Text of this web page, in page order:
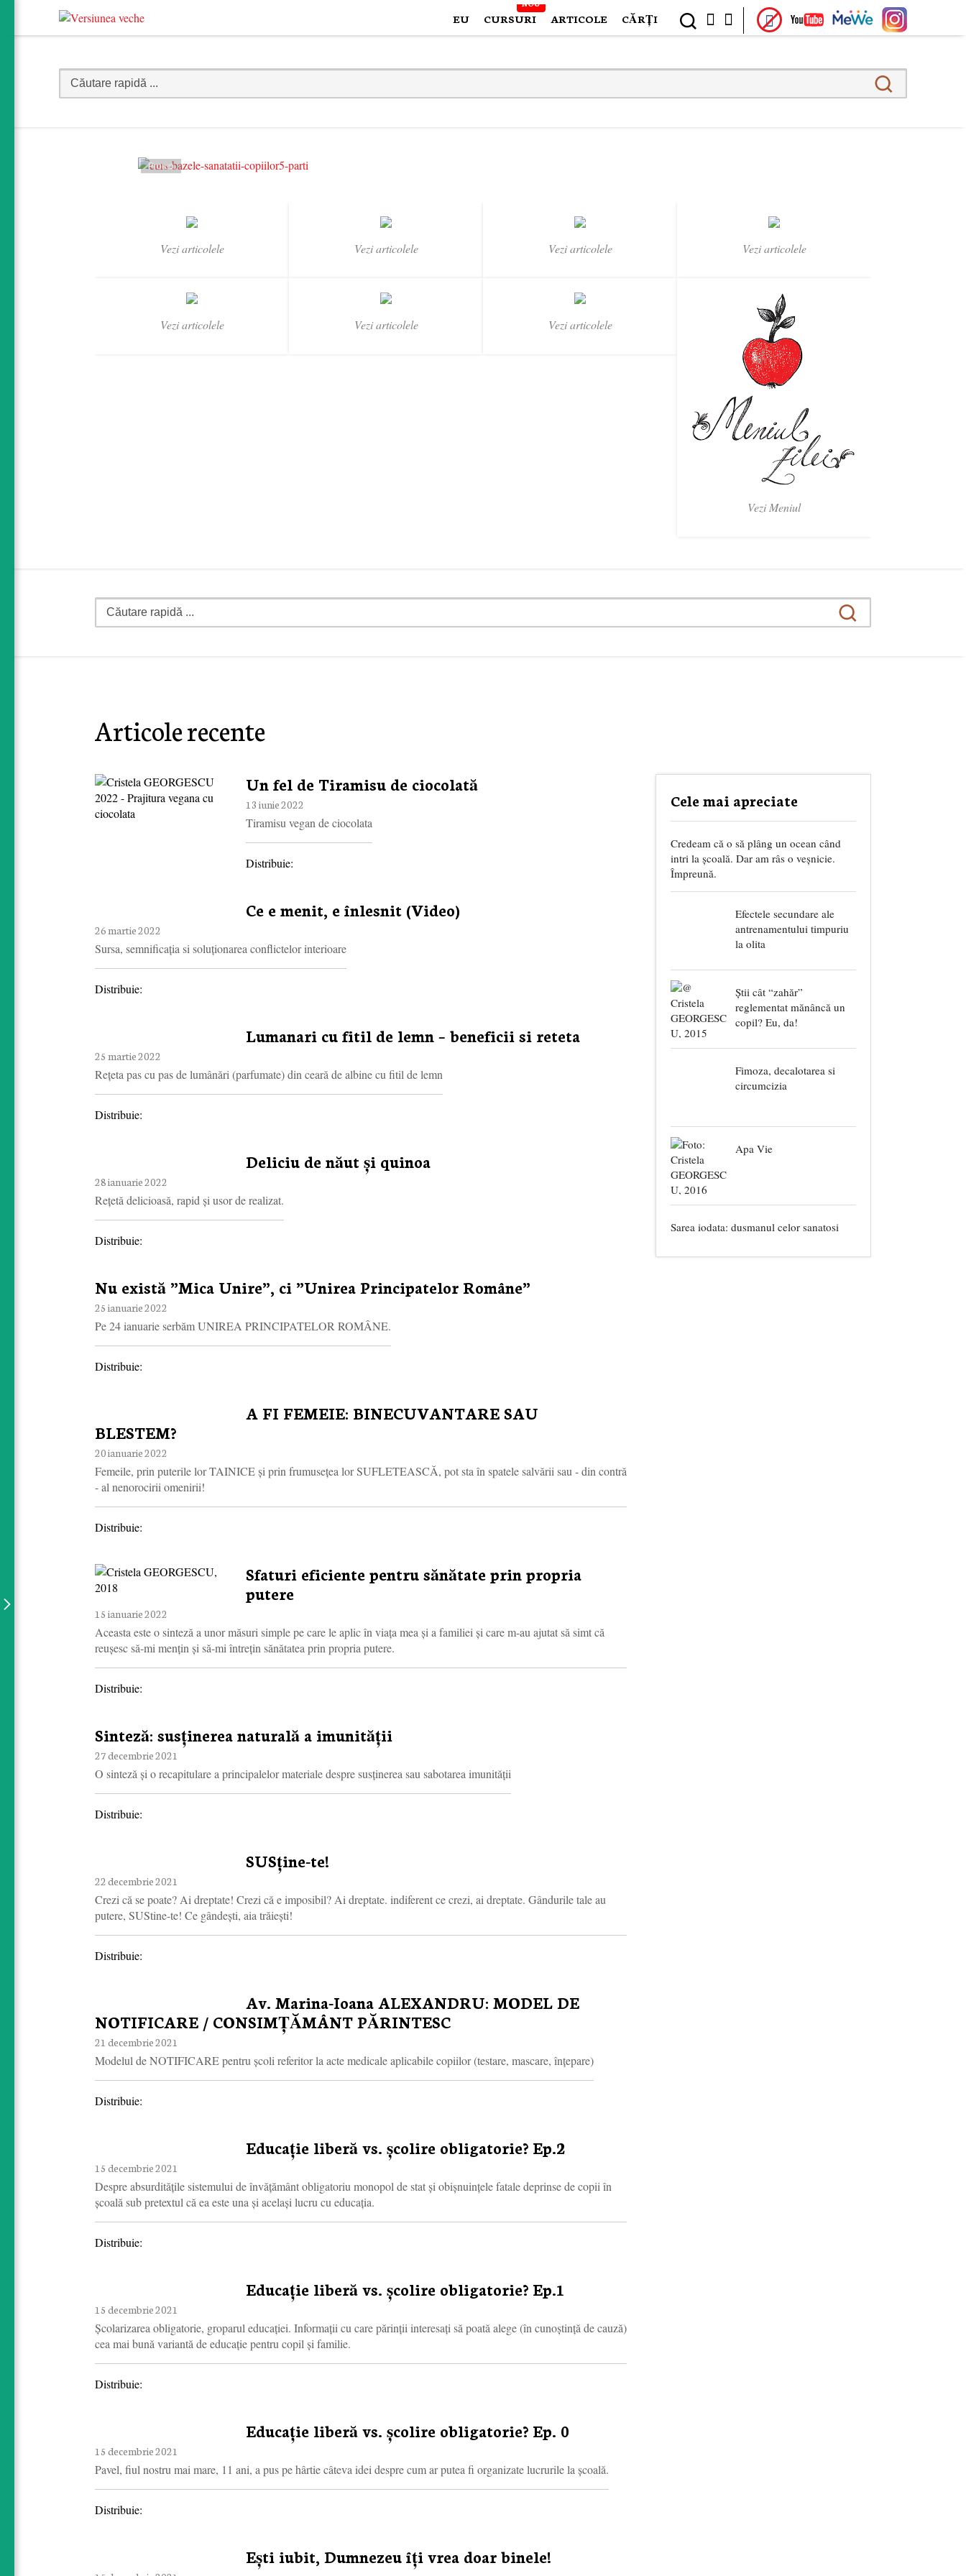
EU CURSURI
NOU
ARTICOLE CĂRȚI
Promo
Vezi articolele Vezi articolele Vezi articolele Vezi articolele
Vezi articolele Vezi articolele Vezi articolele
Vezi Meniul
Articole recente
Un fel de Tiramisu de ciocolată
13 iunie 2022
Tiramisu vegan de ciocolata
Distribuie:
Ce e menit, e înlesnit (Video)
26 martie 2022
Sursa, semnificația si soluționarea conflictelor interioare
Distribuie:
Lumanari cu fitil de lemn – beneficii si reteta
25 martie 2022
Rețeta pas cu pas de lumânări (parfumate) din ceară de albine cu fitil de lemn
Distribuie:
Deliciu de năut și quinoa
28 ianuarie 2022
Rețetă delicioasă, rapid și usor de realizat.
Distribuie:
Nu există ”Mica Unire”, ci ”Unirea Principatelor Române”
25 ianuarie 2022
Pe 24 ianuarie serbăm UNIREA PRINCIPATELOR ROMÂNE.
Distribuie:
A FI FEMEIE: BINECUVANTARE SAU
BLESTEM?
20 ianuarie 2022
Femeile, prin puterile lor TAINICE și prin frumusețea lor SUFLETEASCĂ, pot sta în spatele salvării sau - din contră
- al nenorocirii omenirii!
Distribuie:
Sfaturi eficiente pentru sănătate prin propria
putere
15 ianuarie 2022
Aceasta este o sinteză a unor măsuri simple pe care le aplic în viața mea și a familiei și care m-au ajutat să simt că
reușesc să-mi mențin și să-mi întrețin sănătatea prin propria putere.
Distribuie:
Sinteză: susținerea naturală a imunității
27 decembrie 2021
O sinteză și o recapitulare a principalelor materiale despre susținerea sau sabotarea imunității
Distribuie:
SUSține-te!
22 decembrie 2021
Crezi că se poate? Ai dreptate! Crezi că e imposibil? Ai dreptate. indiferent ce crezi, ai dreptate. Gândurile tale au
putere, SUStine-te! Ce gândești, aia trăiești!
Distribuie:
Av. Marina-Ioana ALEXANDRU: MODEL DE
NOTIFICARE / CONSIMȚĂMÂNT PĂRINTESC
21 decembrie 2021
Modelul de NOTIFICARE pentru școli referitor la acte medicale aplicabile copiilor (testare, mascare, înțepare)
Distribuie:
Educație liberă vs. școlire obligatorie? Ep.2
15 decembrie 2021
Despre absurditățile sistemului de învățământ obligatoriu monopol de stat și obișnuințele fatale deprinse de copii în
școală sub pretextul că ea este una și același lucru cu educația.
Distribuie:
Educație liberă vs. școlire obligatorie? Ep.1
15 decembrie 2021
Școlarizarea obligatorie, groparul educației. Informații cu care părinții interesați să poată alege (în cunoștință de cauză)
cea mai bună variantă de educație pentru copil și familie.
Distribuie:
Educație liberă vs. școlire obligatorie? Ep. 0
15 decembrie 2021
Pavel, fiul nostru mai mare, 11 ani, a pus pe hârtie câteva idei despre cum ar putea fi organizate lucrurile la școală.
Distribuie:
Ești iubit, Dumnezeu îți vrea doar binele!
Cele mai apreciate
Credeam că o să plâng un ocean când
intri la școală. Dar am râs o veșnicie.
Împreună.
Efectele secundare ale
antrenamentului timpuriu
la olita
Știi cât “zahăr”
reglementat mănâncă un
copil? Eu, da!
Fimoza, decalotarea si
circumcizia
Apa Vie
Sarea iodata: dusmanul celor sanatosi